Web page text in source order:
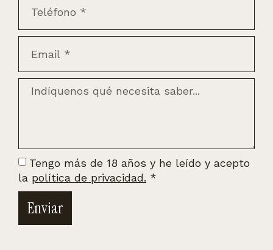
Tengo más de 18 años y he leído y acepto
la política de privacidad. *
Enviar